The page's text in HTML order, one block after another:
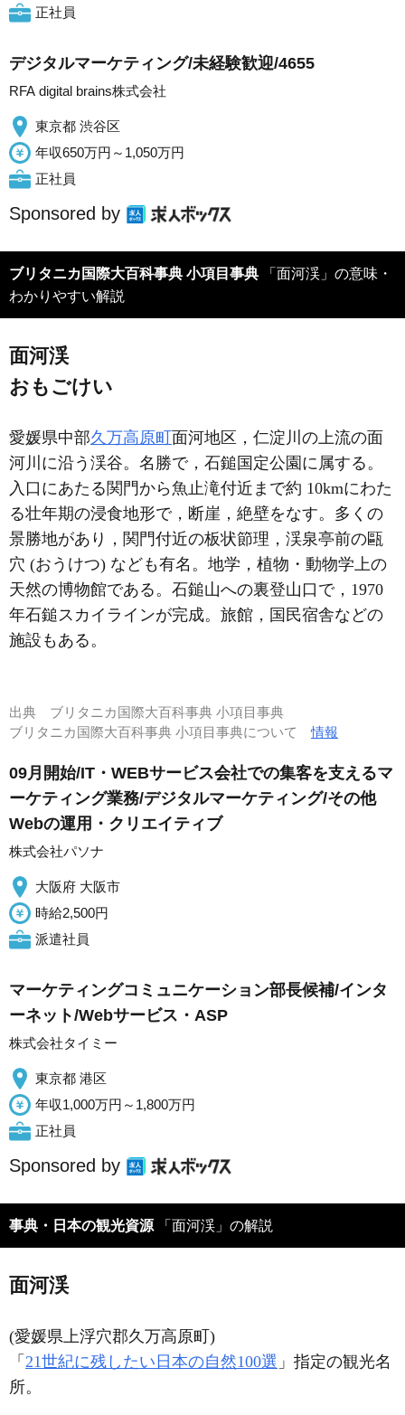
正社員
デジタルマーケティング/未経験歓迎/4655
RFA digital brains株式会社
東京都 渋谷区
年収650万円～1,050万円
正社員
Sponsored by
ブリタニカ国際大百科事典 小項目事典
わかりやすい解説
面河渓
おもごけい
愛媛県中部久万高原町 面河地区，仁淀川の上流の面
河川に沿う渓谷。名勝で，石鎚国定公園に属する。
入口にあたる関門から魚止滝付近まで約 10kmにわた
る壮年期の浸食地形で，断崖，絶壁をなす。多くの
景勝地があり，関門付近の板状節理，渓泉亭前の甌
穴 (おうけつ) なども有名。地学，植物・動物学上の
天然の博物館である。石鎚山への裏登山口で，1970
年石鎚スカイラインが完成。旅館，国民宿舎などの
施設もある。
出典 ブリタニカ国際大百科事典 小項目事典
ブリタニカ国際大百科事典 小項目事典について情報
09月開始/IT・WEBサービス会社での集客を支えるマ
ーケティング業務/デジタルマーケティング/その他
Webの運用・クリエイティブ
株式会社パソナ
大阪府 大阪市
時給2,500円
派遣社員
マーケティングコミュニケーション部長候補/インタ
ーネット/Webサービス・ASP
株式会社タイミー
東京都 港区
年収1,000万円～1,800万円
正社員
Sponsored by
事典・日本の観光資源 「面河渓」の解説
面河渓
(愛媛県上浮穴郡久万高原町)
「 21世紀に残したい日本の自然100選 」指定の観光名
所。